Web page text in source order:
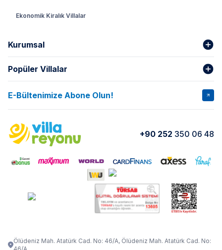
Ekonomik Kiralık Villalar
Kurumsal
Hakkımızda
İptal Şartları Banka Hesapları
Kurumsal Blog
Yorumlar Nasıl Kiralarım
Popüler Villalar
VİLLA SALKIM VİLLA SLAY 1
VİLLA OLENNA 1 VİLLA MERT
VILLA ADRIMA 1
VİLLA TİAMO VİLLA ZEYTİN DALI
VILLA ELMALI
E-Bültenimize Abone Olun!
+90 252 350 06 48
Ölüdeniz Mah. Atatürk Cad. No: 46/A, Ölüdeniz Mah. Atatürk Cad. No: